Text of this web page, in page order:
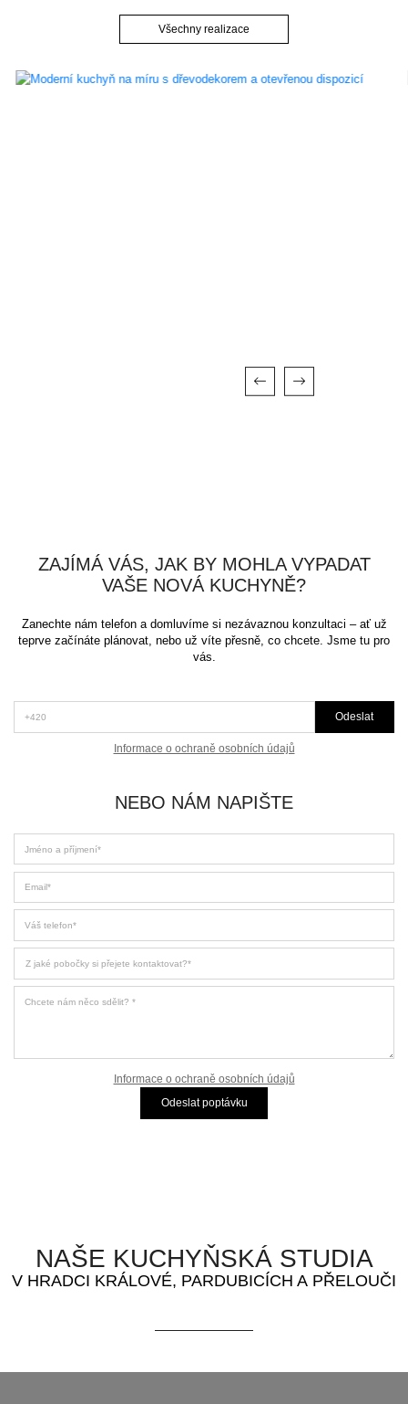
Všechny realizace
ZAJÍMÁ VÁS, JAK BY MOHLA VYPADAT
VAŠE NOVÁ KUCHYNĚ?
Zanechte nám telefon a domluvíme si nezávaznou konzultaci – ať už
teprve začínáte plánovat, nebo už víte přesně, co chcete. Jsme tu pro
vás.
*Telefon (+420)
Odeslat
Informace o ochraně osobních údajů
NEBO NÁM NAPIŠTE
Jméno a příjmení
Email
Z jaké pobočky si přejete kontaktovat
Chcete nám něco sdělit?
Informace o ochraně osobních údajů
Odeslat poptávku
NAŠE KUCHYŇSKÁ STUDIA
V HRADCI KRÁLOVÉ, PARDUBICÍCH A PŘELOUČI